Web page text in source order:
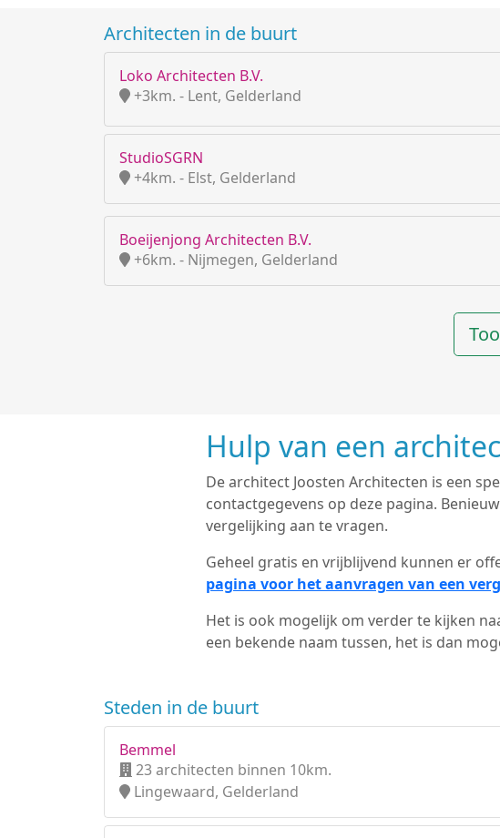
Architecten in de buurt
Loko Architecten B.V.
+3km. - Lent, Gelderland
StudioSGRN
+4km. - Elst, Gelderland
Boeijenjong Architecten B.V.
+6km. - Nijmegen, Gelderland
Hulp van een
De architect Joosten Architecten is een
contactgegevens op deze pagina.
vergelijking aan te vragen.
Geheel gratis en vrijblijvend kunnen er
pagina voor het aanvragen van een
Het is ook mogelijk om verder te kijken
een bekende naam tussen, het is dan
Steden in de buurt
Bemmel
23 architecten binnen 10km.
Lingewaard, Gelderland